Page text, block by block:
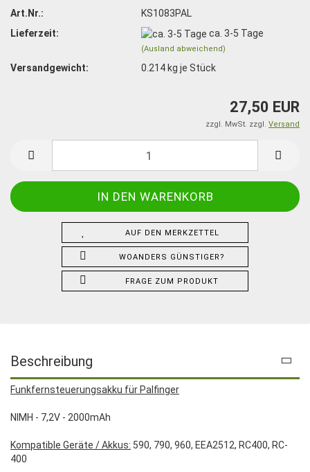
Art.Nr.:
KS1083PAL
Lieferzeit:
ca. 3-5 Tage
(Ausland abweichend)
Versandgewicht: 0.214 kg je Stück
27,50 EUR
zzgl. MwSt. zzgl. Versand
AUF DEN MERKZETTEL
WOANDERS GÜNSTIGER?
FRAGE ZUM PRODUKT
Beschreibung
Funkfernsteuerungsakku für Palfinger
NIMH - 7,2V - 2000mAh
Kompatible Geräte / Akkus: 590, 790, 960, EEA2512, RC400, RC-
400